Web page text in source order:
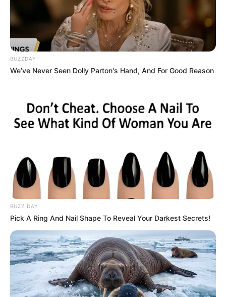
BUZZDAY
We’ve Never Seen Dolly Parton's Hand, And For Good Reason
BUZZ DAY
Pick A Ring And Nail Shape To Reveal Your Darkest Secrets!